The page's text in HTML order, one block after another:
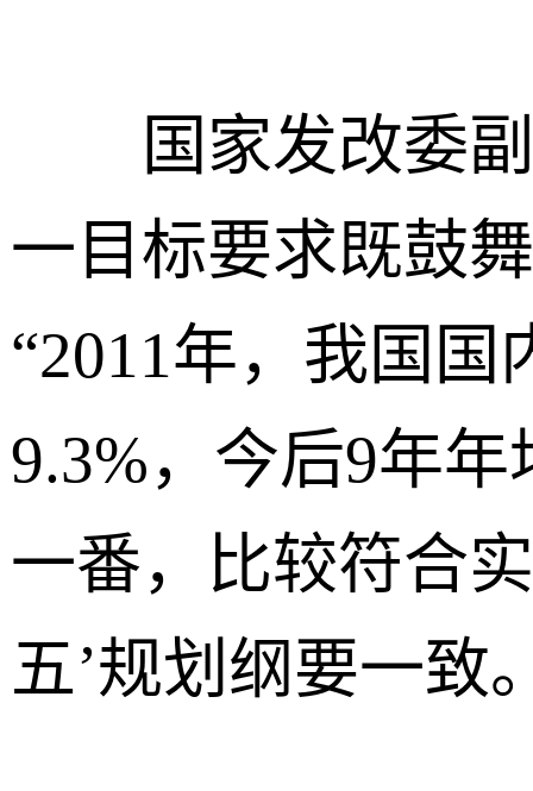
国家发改委副
一目标要求既鼓
“2011年，我国
9.3%，今后9年
一番，比较符合
五’规划纲要一致